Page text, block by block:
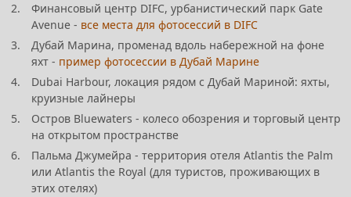
Финансовый центр DIFC, урбанистический парк Gate
Avenue - все места для фотосессий в DIFC
Дубай Марина, променад вдоль набережной на фоне
яхт - пример фотосессии в Дубай Марине
Dubai Harbour, локация рядом с Дубай Мариной: яхты,
круизные лайнеры
Остров Bluewaters - колесо обозрения и торговый центр
на открытом пространстве
Пальма Джумейра - территория отеля Atlantis the Palm
или Atlantis the Royal (для туристов, проживающих в
этих отелях)